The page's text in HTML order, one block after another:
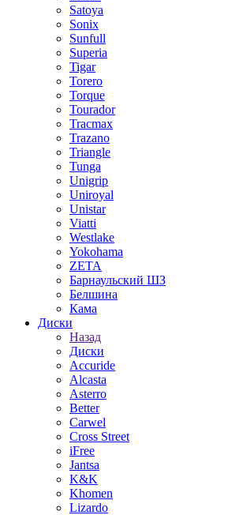
Satoya
Sonix
Sunfull
Superia
Tigar
Torero
Torque
Tourador
Tracmax
Trazano
Triangle
Tunga
Unigrip
Uniroyal
Unistar
Viatti
Westlake
Yokohama
ZETA
Барнаульский ШЗ
Белшина
Кама
Диски
Назад
Диски
Accuride
Alcasta
Asterro
Better
Carwel
Cross Street
iFree
Jantsa
K&K
Khomen
Lizardo